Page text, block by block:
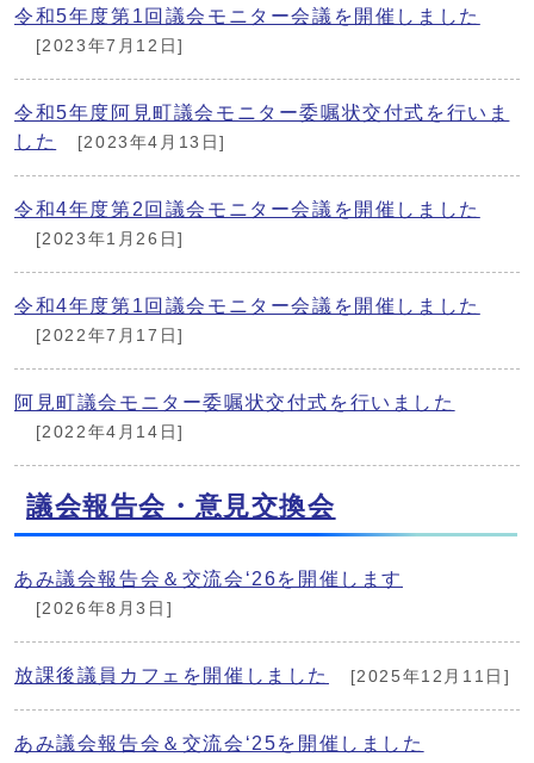
令和5年度第1回議会モニター会議を開催しました
[2023年7月12日]
令和5年度阿見町議会モニター委嘱状交付式を行いま
した
[2023年4月13日]
令和4年度第2回議会モニター会議を開催しました
[2023年1月26日]
令和4年度第1回議会モニター会議を開催しました
[2022年7月17日]
阿見町議会モニター委嘱状交付式を行いました
[2022年4月14日]
議会報告会・意見交換会
あみ議会報告会＆交流会‘26を開催します
[2026年8月3日]
放課後議員カフェを開催しました [2025年12月11日]
あみ議会報告会＆交流会‘25を開催しました